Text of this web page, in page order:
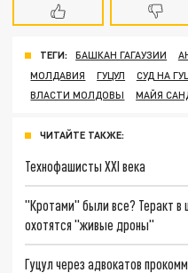
ТЕГИ: БАШКАН ГАГАУЗИИ
МОЛДАВИЯ
ГУЦУЛ СУД НА
ВЛАСТИ МОЛДОВЫ
МАЙЯ
ЧИТАЙТЕ ТАКЖЕ:
Технофашисты XXI века
"Кротами" были все? Теракт в
охотятся "живые дроны"
Гуцул через адвокатов